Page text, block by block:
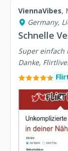
ViennaVibes,
Germany,
Schnelle
Super einfach
Danke,